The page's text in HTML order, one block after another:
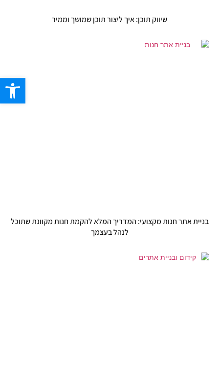
פתח
שיווק תוכן: איך ליצור תוכן שמושך וממיר
בניית אתר חנות מקצועי: המדריך המלא להקמת חנות מקוונת שתוכל
לנהל בעצמך